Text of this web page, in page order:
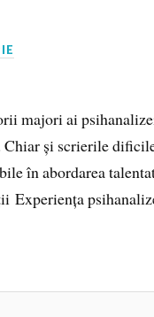
majori ai
Chiar și scrierile
în abordarea
Experiența